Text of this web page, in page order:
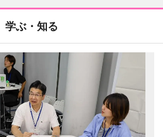
学ぶ・知る